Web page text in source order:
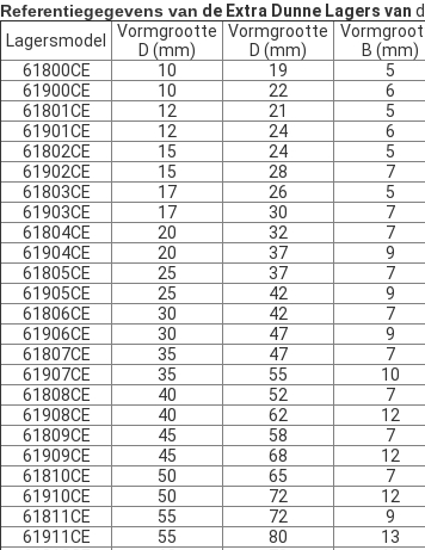
Referentiegegevens van de Extra Dunne Lagers van
Lagersmodel
Vormgrootte
D (mm)
Vormgrootte
D (mm)
B (mm)
61800CE
10 19 5
61900CE
10 22 6
61801CE
12 21 5
61901CE
12 24 6
61802CE
15 24 5
61902CE
15 28 7
61803CE
17 26 5
61903CE
17 30 7
61804CE
20 32 7
61904CE
20 37 9
61805CE
25 37 7
61905CE
25 42 9
61806CE
30 42 7
61906CE
30 47 9
61807CE
35 47 7
61907CE
35 55 10
61808CE
40 52 7
61908CE
40 62 12
61809CE
45 58 7
61909CE
45 68 12
61810CE
50 65 7
61910CE
50 72 12
61811CE
55 72 9
61911CE
55 80 13